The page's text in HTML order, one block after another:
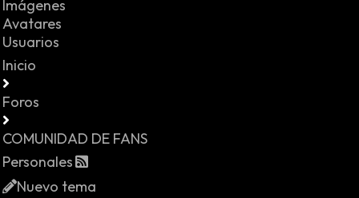
Imágenes
Avatares
Usuarios
Inicio
Foros
COMUNIDAD DE FANS
Personales
Nuevo tema